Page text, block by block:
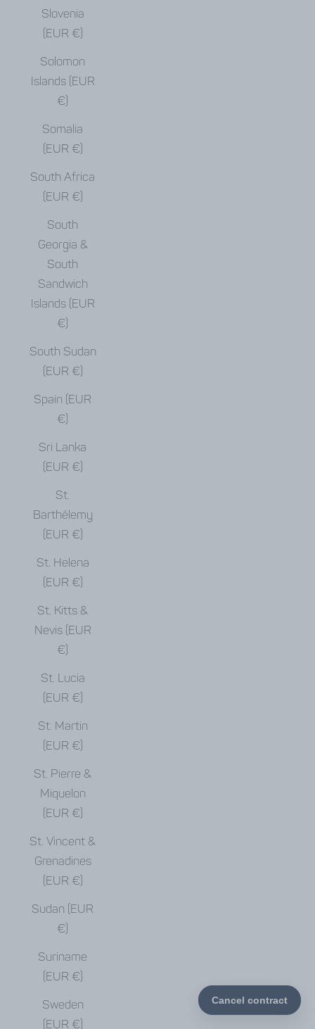
Slovenia
(EUR €)
Solomon
Islands (EUR
€)
Somalia
(EUR €)
South Africa
(EUR €)
South
Georgia &
South
Sandwich
Islands (EUR
€)
South Sudan
(EUR €)
Spain (EUR
€)
Sri Lanka
(EUR €)
St.
Barthélemy
(EUR €)
St. Helena
(EUR €)
St. Kitts &
Nevis (EUR
€)
St. Lucia
(EUR €)
St. Martin
(EUR €)
St. Pierre &
Miquelon
(EUR €)
St. Vincent &
Grenadines
(EUR €)
Sudan (EUR
€)
Suriname
(EUR €)
Sweden
(EUR €)